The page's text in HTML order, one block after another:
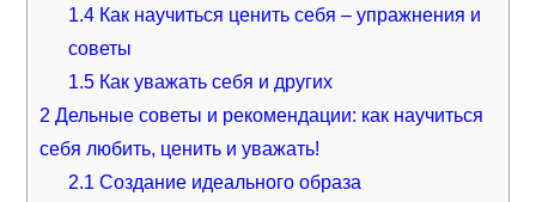
1.4Как научиться ценить себя – упражнения и
советы
1.5Как уважать себя и других
2 Дельные советы и рекомендации: как научиться
себя любить, ценить и уважать!
2.1 Создание идеального образа